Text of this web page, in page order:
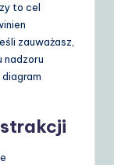
to cel
zauważasz,
nadzoru